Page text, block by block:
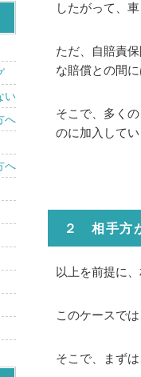
したがって、
ただ、自賠責
な賠償との間
そこで、多く
のに加入してい
２ 相手方
以上を前提に
このケースで
そこで、まず
い
へ
へ